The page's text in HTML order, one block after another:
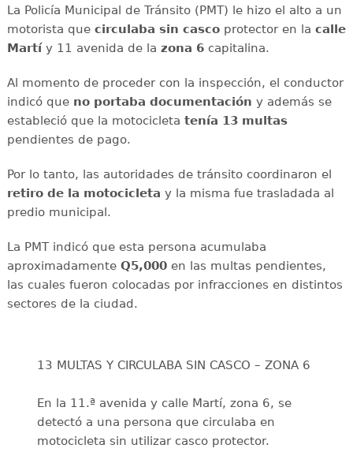
La Policía Municipal de Tránsito (PMT) le hizo el alto a un
motorista quecirculaba sin cascoprotector en la calle
Martíy 11 avenida de la zona 6capitalina.
Al momento de proceder con la inspección, el conductor
indicó que no portaba documentación y además se
estableció que la motocicleta tenía 13 multas
pendientes de pago.
Por lo tanto, las autoridades de tránsito coordinaron el
retiro de la motocicleta y la misma fue trasladada al
predio municipal.
La PMT indicó que esta persona acumulaba
aproximadamente Q5,000en las multas pendientes,
las cuales fueron colocadas por infracciones en distintos
sectores de la ciudad.
13 MULTAS Y CIRCULABA SIN CASCO – ZONA 6
En la 11.ª avenida y calle Martí, zona 6, se
detectó a una persona que circulaba en
motocicleta sin utilizar casco protector.